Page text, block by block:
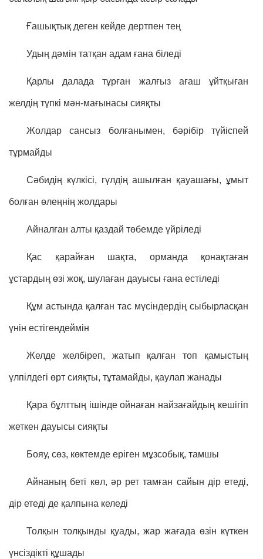
Ғашықтық деген кейде дертпен тең
Удың дәмін татқан адам ғана біледі
Қарлы далада тұрған жалғыз ағаш ұйтқыған
желдің түпкі мән-мағынасы сияқты
Жолдар сансыз болғанымен, бәрібір түйіспей
тұрмайды
Сәбидің күлкісі, гүлдің ашылған қауашағы, ұмыт
болған өлеңнің жолдары
Айналған алты қаздай төбемде үйріледі
Қас қарайған шақта, орманда қонақтаған
ұстардың өзі жоқ, шулаған дауысы ғана естіледі
Құм астында қалған тас мүсіндердің сыбырласқан
үнін естігендеймін
Желде желбіреп, жатып қалған топ қамыстың
үлпілдегі өрт сияқты, тұтамайды, қаулап жанады
Қара бұлттың ішінде ойнаған найзағайдың кешігіп
жеткен дауысы сияқты
Бояу, сөз, көктемде еріген мұзсобық, тамшы
Айнаның беті көл, әр рет тамған сайын дір етеді,
дір етеді де қалпына келеді
Толқын толқынды қуады, жар жағада өзін күткен
үнсіздікті құшады